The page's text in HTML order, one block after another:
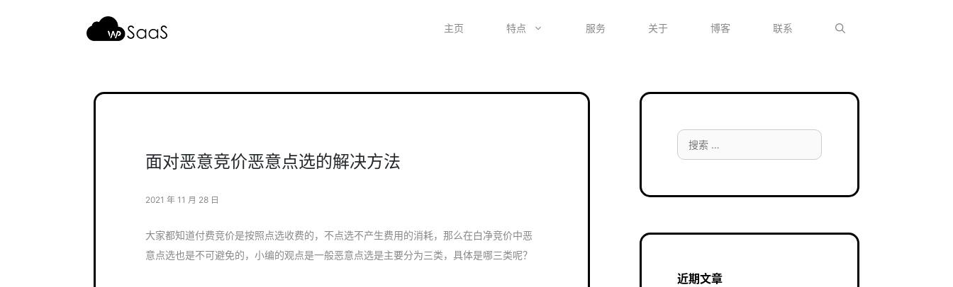
主页 特点 服务 关于 博客 联系
面对恶意竞价恶意点选的解决方法
2021 年 11 月 28 日
大家都知道付费竞价是按照点选收费的，不点选不产生费用的消耗，那么在白净竞价中恶
意点选也是不可避免的，小编的观点是一般恶意点选是主要分为三类，具体是哪三类呢？
搜
索：
近期文章